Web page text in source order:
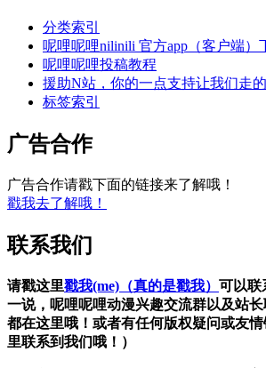
分类索引
呢哩呢哩nilinili 官方app（客户端）
呢哩呢哩投稿教程
援助N站，你的一点支持让我们走的
标签索引
广告合作
广告合作请戳下面的链接来了解哦！
戳我去了解哦！
联系我们
请戳这里戳我(me)（真的是戳我） 可以联
一说，呢哩呢哩动漫兴趣交流群以及站
都在这里哦！或者有任何版权疑问或友
里联系到我们哦！）